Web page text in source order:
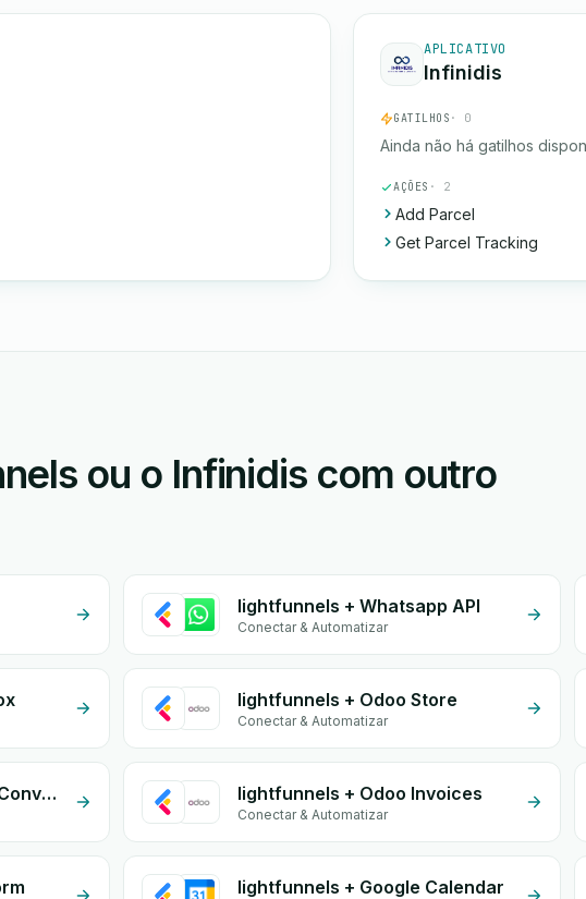
APLICATIVO
Infinidis
GATILHOS · 0
Ainda não há gatilhos
AÇÕES · 2
Add Parcel
Get Parcel Tracking
ou o Infinidis com outro
lightfunnels + Whatsapp API
Conectar & Automatizar
lightfunnels + Odoo Store
Conectar & Automatizar
lightfunnels + Facebook Conversion API (CAPI) lightfunnels + Odoo Invoices
Conectar & Automatizar
lightfunnels + Google Calendar